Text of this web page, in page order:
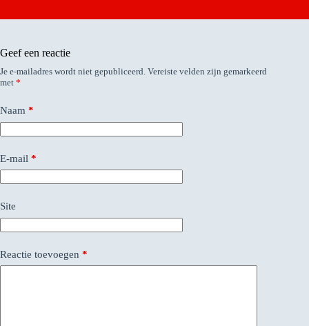
Geef een reactie
Je e-mailadres wordt niet gepubliceerd. Vereiste velden zijn gemarkeerd
met *
Naam *
E-mail *
Site
Reactie toevoegen *